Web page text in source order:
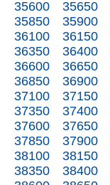
35600
35650
35850
35900
36100
36150
36350
36400
36600
36650
36850
36900
37100
37150
37350
37400
37600
37650
37850
37900
38100
38150
38350
38400